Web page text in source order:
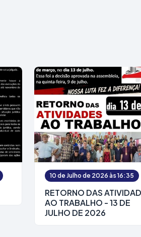
10 de Julho de 2026 às 16:35
RETORNO DAS
AO TRABALHO - 13 DE
JULHO DE 2026